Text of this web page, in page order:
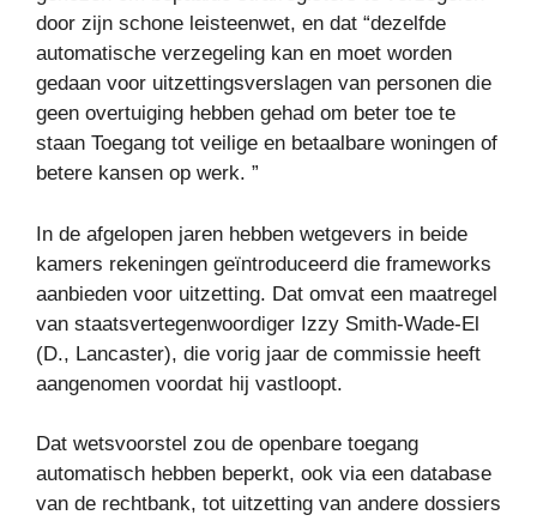
door zijn schone leisteenwet, en dat “dezelfde
automatische verzegeling kan en moet worden
gedaan voor uitzettingsverslagen van personen die
geen overtuiging hebben gehad om beter toe te
staan Toegang tot veilige en betaalbare woningen of
betere kansen op werk. ”
In de afgelopen jaren hebben wetgevers in beide
kamers rekeningen geïntroduceerd die frameworks
aanbieden voor uitzetting. Dat omvat een maatregel
van staatsvertegenwoordiger Izzy Smith-Wade-El
(D., Lancaster), die vorig jaar de commissie heeft
aangenomen voordat hij vastloopt.
Dat wetsvoorstel zou de openbare toegang
automatisch hebben beperkt, ook via een database
van de rechtbank, tot uitzetting van andere dossiers